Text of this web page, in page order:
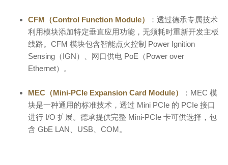
CFM（Control Function Module）
：透过德承专属技术
利用模块添加特定垂直应用功能，无须耗时重新开发主板
线路。CFM 模块包含智能点火控制 Power Ignition
Sensing（IGN）、网口供电 PoE（Power over
Ethernet）。
MEC（Mini-PCIe Expansion Card Module）
：MEC 模
块是一种通用的标准技术，透过 Mini PCIe 的 PCIe 接口
进行 I/O 扩展。德承提供完整 Mini-PCIe 卡可供选择，包
含 GbE LAN、USB、COM。